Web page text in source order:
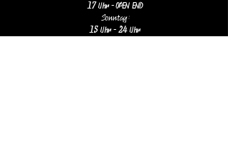
17 Uhr - OPEN END
Sonntag :
15 Uhr - 24 Uhr